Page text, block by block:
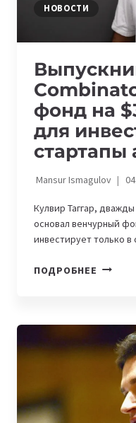
НОВОСТИ
фонд на
для
стартапы
Mansur Ismagulov
Кулвир Таггар,
основал венчурный
инвестирует только
ПОДРОБНЕЕ
НА